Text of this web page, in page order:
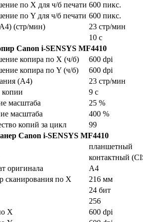
по X для ч/б печати 600 пикс.
по Y для ч/б печати 600 пикс.
(стр/мин)
23 стр/мин
10 с
Canon i-SENSYS MF4410
копира по X (ч/б)
600 dpi
копира по Y (ч/б)
600 dpi
(A4)
23 стр/мин
копии
9 с
масштаба
25 %
масштаба
400 %
копий за цикл
99
Canon i-SENSYS MF4410
планшетный
контактный
оригинала
A4
сканирования по X
216 мм
24 бит
256
Х
600 dpi